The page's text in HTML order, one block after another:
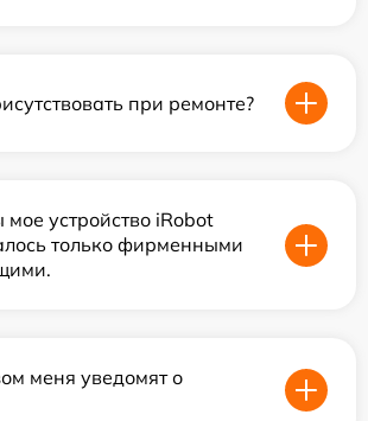
при ремонте?
мое устройство iRobot
только фирменными
меня уведомят о